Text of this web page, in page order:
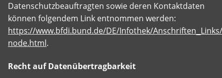
Datenschutzbeauftragten sowie deren Kontaktdaten
können folgendem Link entnommen werden:
https://www.bfdi.bund.de/DE/Infothek/
node.html.
Recht auf Datenübertragbarkeit